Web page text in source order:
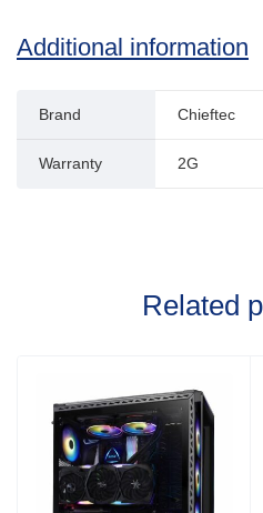
Additional information
Brand Chieftec
Warranty 2G
Related